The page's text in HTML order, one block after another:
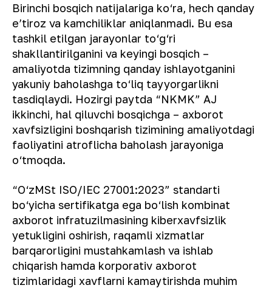
Birinchi bosqich natijalariga ko‘ra, hech qanday
e’tiroz va kamchiliklar aniqlanmadi. Bu esa
tashkil etilgan jarayonlar to‘g‘ri
shakllantirilganini va keyingi bosqich –
amaliyotda tizimning qanday ishlayotganini
yakuniy baholashga to‘liq tayyorgarlikni
tasdiqlaydi. Hozirgi paytda “NKMK” AJ
ikkinchi, hal qiluvchi bosqichga – axborot
xavfsizligini boshqarish tizimining amaliyotdagi
faoliyatini atroflicha baholash jarayoniga
o‘tmoqda.
“O‘zMSt ISO/IEC 27001:2023” standarti
bo‘yicha sertifikatga ega bo‘lish kombinat
axborot infratuzilmasining kiberxavfsizlik
yetukligini oshirish, raqamli xizmatlar
barqarorligini mustahkamlash va ishlab
chiqarish hamda korporativ axborot
tizimlaridagi xavflarni kamaytirishda muhim